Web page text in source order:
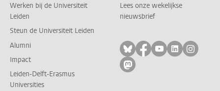
Werken bij de Universiteit
Leiden
Steun de Universiteit Leiden
Alumni
Impact
Leiden-Delft-Erasmus
Universities
Lees onze wekelijkse
nieuwsbrief
Volg ons op bluesky
Volg ons op
Volg ons op
Volg ons
Volg
Volg ons op mastodon